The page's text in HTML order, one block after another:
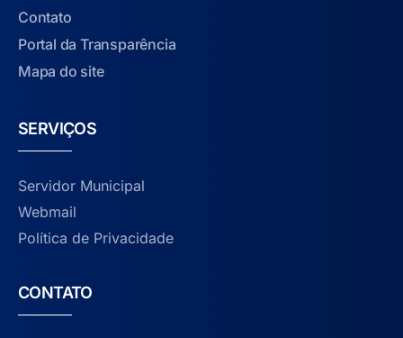
Contato
Portal da Transparência
Mapa do site
SERVIÇOS
Servidor Municipal
Webmail
Política de Privacidade
CONTATO